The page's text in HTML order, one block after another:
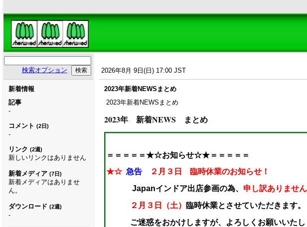
検索オプション
新着情報
記事
-
コメント (2日)
-
リンク (2週)
新しいリンクはありません
新着メディア (7日)
新着メディアはありませ
ん。
ダウンロード (2週)
-
2026年8月 9日(日) 17:00 JST
2023年新着NEWSまとめ
2023年新着NEWSまとめ
2023年 新着NEWS まとめ
＝＝＝＝＝★☆お知らせ☆★＝＝＝＝＝
★☆ 急告 ２月３日
臨時休業のお知らせ！
Japanインドア出店参画の為、 申し訳ありませ
２月３日（土）
臨時休業とさせていただきます。
ご迷惑をおかけしますが、よろしくお願いいたし